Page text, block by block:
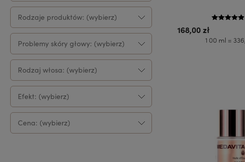
Rodzaje produktów: (wybierz)
Problemy skóry głowy: (wybierz)
Rodzaj włosa: (wybierz)
Efekt: (wybierz)
Cena: (wybierz)
168,00 zł
1 00 ml =